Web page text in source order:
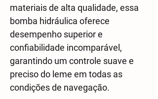
materiais de alta qualidade, essa
bomba hidráulica oferece
desempenho superior e
confiabilidade incomparável,
garantindo um controle suave e
preciso do leme em todas as
condições de navegação.